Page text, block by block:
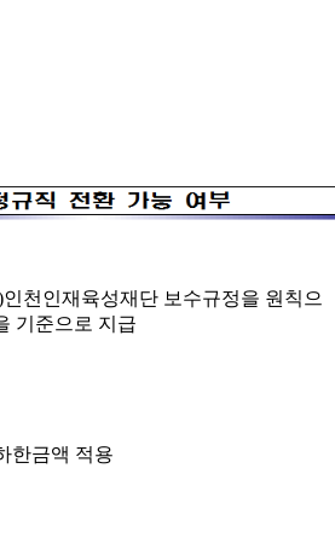
인천인재육성재단 보수규정을 원칙으
기준으로 지급
한금액 적용